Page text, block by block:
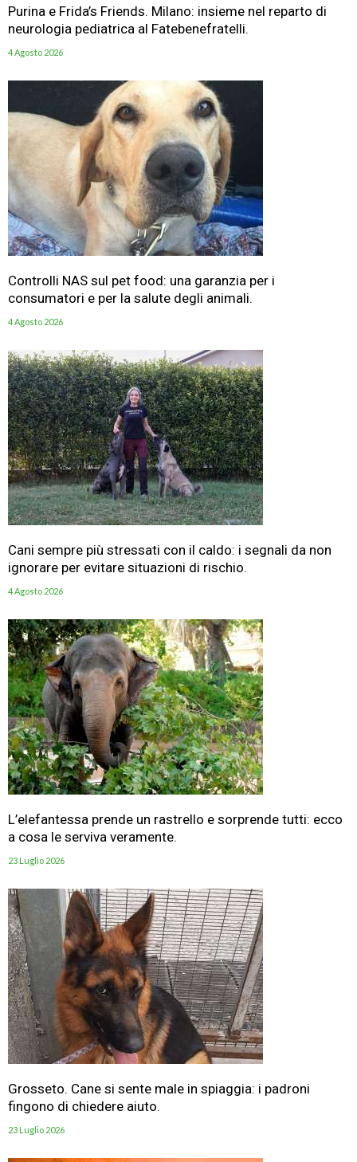
Purina e Frida’s Friends. Milano: insieme nel reparto di
neurologia pediatrica al Fatebenefratelli.
4 Agosto 2026
Controlli NAS sul pet food: una garanzia per i
consumatori e per la salute degli animali.
4 Agosto 2026
Cani sempre più stressati con il caldo: i segnali da non
ignorare per evitare situazioni di rischio.
4 Agosto 2026
L’elefantessa prende un rastrello e sorprende tutti: ecco
a cosa le serviva veramente.
23 Luglio 2026
Grosseto. Cane si sente male in spiaggia: i padroni
fingono di chiedere aiuto.
23 Luglio 2026